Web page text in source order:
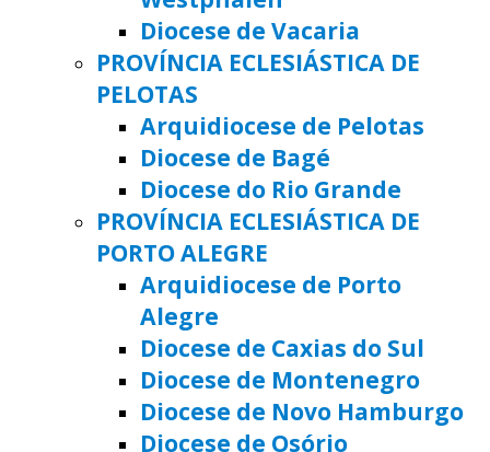
Diocese de Vacaria
PROVÍNCIA ECLESIÁSTICA DE
PELOTAS
Arquidiocese de Pelotas
Diocese de Bagé
Diocese do Rio Grande
PROVÍNCIA ECLESIÁSTICA DE
PORTO ALEGRE
Arquidiocese de Porto
Alegre
Diocese de Caxias do Sul
Diocese de Montenegro
Diocese de Novo Hamburgo
Diocese de Osório